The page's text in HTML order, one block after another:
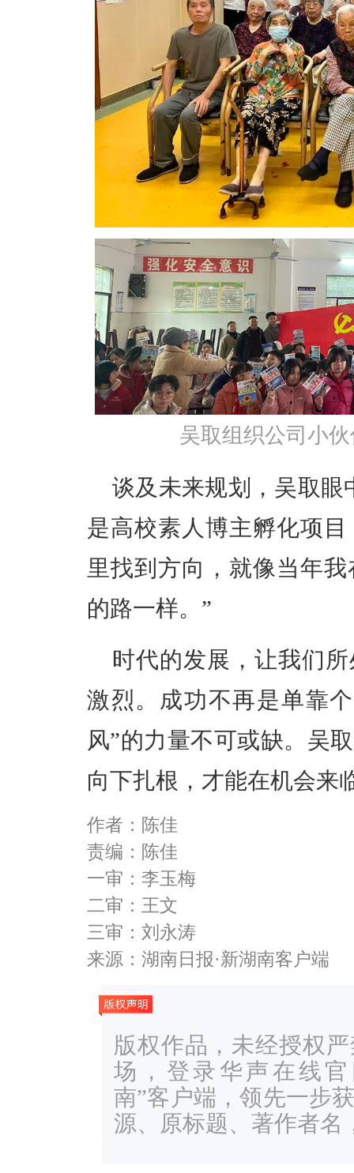
吴取组织公司小
谈及未来规划，吴取眼
是高校素人博主孵化项
里找到方向，就像当年
的路一样。”
时代的发展，让我们
激烈。成功不再是单靠
风”的力量不可或缺。吴
向下扎根，才能在机会来
作者：陈佳
责编：陈佳
一审：李玉梅
二审：王文
三审：刘永涛
来源：湖南日报·新湖南客户端
版权作品，未经授权
场，登录华声在线官
南”客户端，领先一步
源、原标题、著作者名